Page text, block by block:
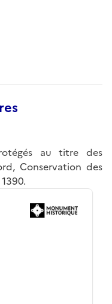
au titre des
Conservation des